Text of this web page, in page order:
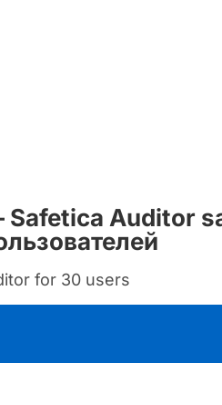
Safetica Auditor
for 30 users